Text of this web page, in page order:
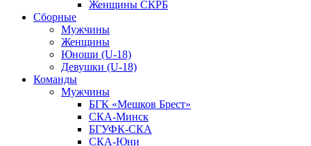
Женщины СКРБ
Сборные
Мужчины
Женщины
Юноши (U-18)
Девушки (U-18)
Команды
Мужчины
БГК «Мешков Брест»
СКА-Минск
БГУФК-СКА
СКА-Юни